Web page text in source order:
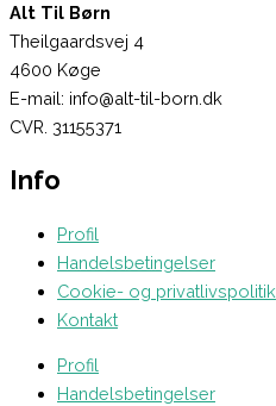
Alt Til Børn
Theilgaardsvej 4
4600 Køge
E-mail: info@alt-til-born.dk
CVR. 31155371
Info
Profil
Handelsbetingelser
Cookie- og privatlivspolitik
Kontakt
Profil
Handelsbetingelser